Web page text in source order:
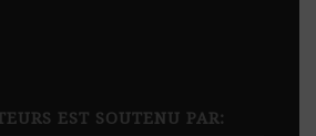
EST SOUTENU PAR: